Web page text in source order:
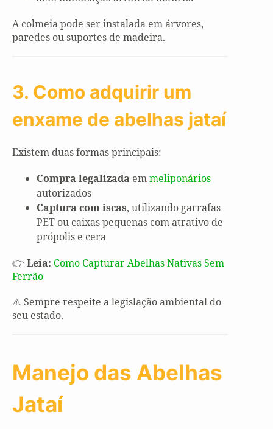
A colmeia pode ser instalada em árvores,
paredes ou suportes de madeira.
3. Como adquirir um
enxame de abelhas jataí
Existem duas formas principais:
Compra legalizada emmeliponários
autorizados
Captura com iscas, utilizando garrafas
PET ou caixas pequenas com atrativo de
própolis e cera
👉 Leia: Como Capturar Abelhas Nativas Sem
Ferrão
⚠️ Sempre respeite a legislação ambiental do
seu estado.
Manejo das Abelhas
Jataí